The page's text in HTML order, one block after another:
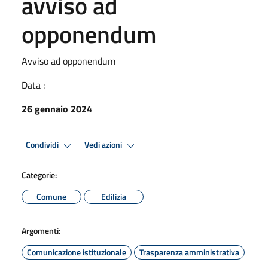
opponendum
Avviso ad opponendum
Data :
26 gennaio 2024
Condividi Vedi azioni
Categorie:
Comune
Edilizia
Argomenti:
Comunicazione istituzionale
Trasparenza amministrativa